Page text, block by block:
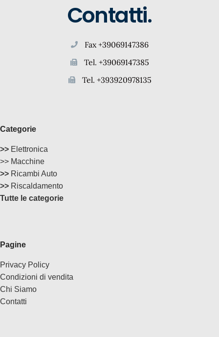
Contatti.
Fax +39069147386
Tel. +39069147385
Tel. +393920978135
Categorie
>> Elettronica
>> Macchine
>> Ricambi Auto
>> Riscaldamento
Tutte le categorie
Pagine
Privacy Policy
Condizioni di vendita
Chi Siamo
Contatti